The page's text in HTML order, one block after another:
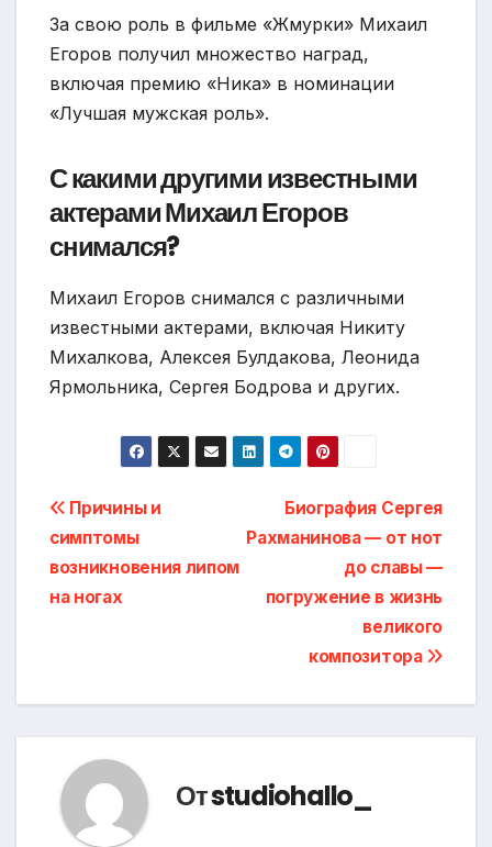
За свою роль в фильме «Жмурки» Михаил
Егоров получил множество наград,
включая премию «Ника» в номинации
«Лучшая мужская роль».
С какими другими известными
актерами Михаил Егоров
снимался?
Михаил Егоров снимался с различными
известными актерами, включая Никиту
Михалкова, Алексея Булдакова, Леонида
Ярмольника, Сергея Бодрова и других.
Навигация
по
записям
Биография Сергея
Рахманинова — от нот
до славы —
погружение в жизнь
великого
композитора
Причины и
симптомы
возникновения липом
на ногах
Отstudiohallo_